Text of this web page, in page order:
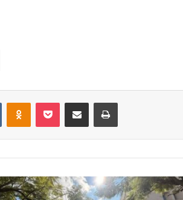
VKontakteOdnoklassniki
Pocket Compartir por correo electrónicoImprimir